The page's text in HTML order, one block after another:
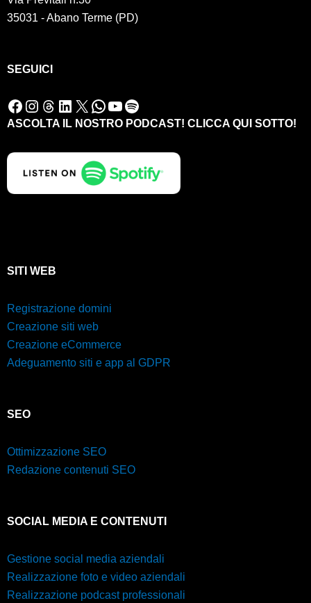
35031 - Abano Terme (PD)
SEGUICI
Facebook Instagram Threads LinkedIn X WhatsApp YouTube Spotify
ASCOLTA IL NOSTRO PODCAST! CLICCA QUI SOTTO!
SITI WEB
Registrazione domini
Creazione siti web
Creazione eCommerce
Adeguamento siti e app al GDPR
SEO
Ottimizzazione SEO
Redazione contenuti SEO
SOCIAL MEDIA E CONTENUTI
Gestione social media aziendali
Realizzazione foto e video aziendali
Realizzazione podcast professionali